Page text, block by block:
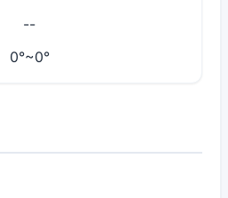
--
0°~0°